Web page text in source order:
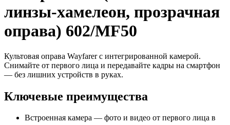
линзы‑хамелеон, прозрачная
оправа) 602/MF50
Культовая оправа Wayfarer с интегрированной камерой.
Снимайте от первого лица и передавайте кадры на смартфон
— без лишних устройств в руках.
Ключевые преимущества
Встроенная камера — фото и видео от первого лица в